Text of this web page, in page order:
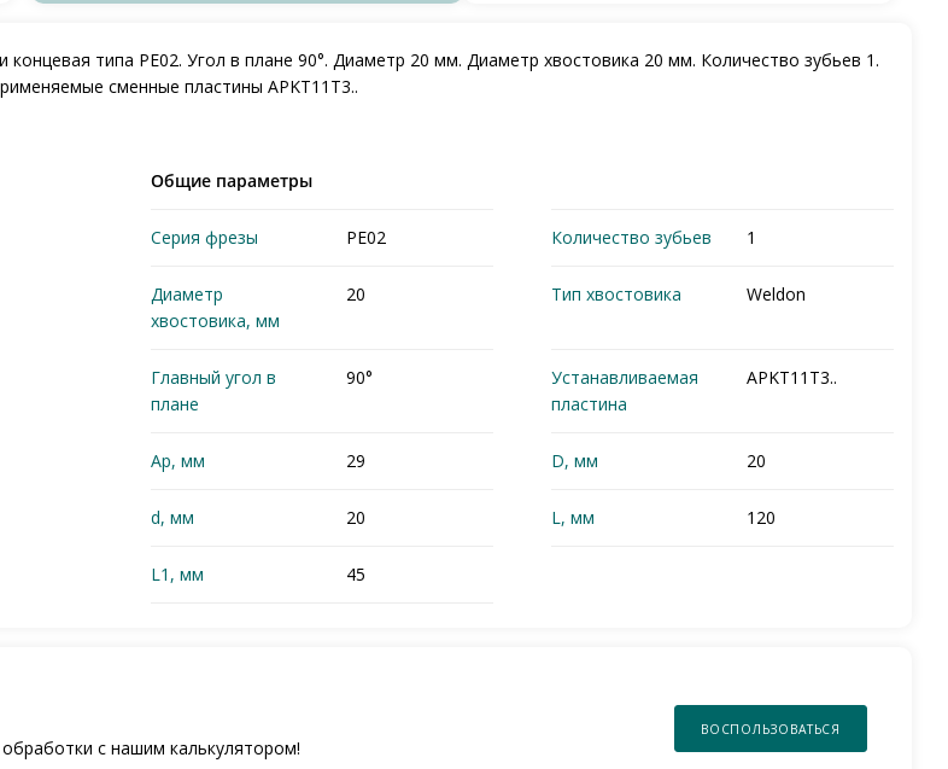
типа PE02. Угол в плане 90°. Диаметр 20 мм. Диаметр хвостовика 20 мм. Количество зубьев 1.
сменные пластины APKT11Т3..
Общие параметры
Серия фрезы PE02 Количество зубьев 1
Диаметр
хвостовика, мм
20 Тип хвостовика Weldon
Главный угол в
плане
90°
Устанавливаемая
пластина
APKT11T3..
Ap, мм 29 D, мм 20
d, мм 20 L, мм 120
L1, мм 45
с нашим калькулятором!
ВОСПОЛЬЗОВАТЬСЯ